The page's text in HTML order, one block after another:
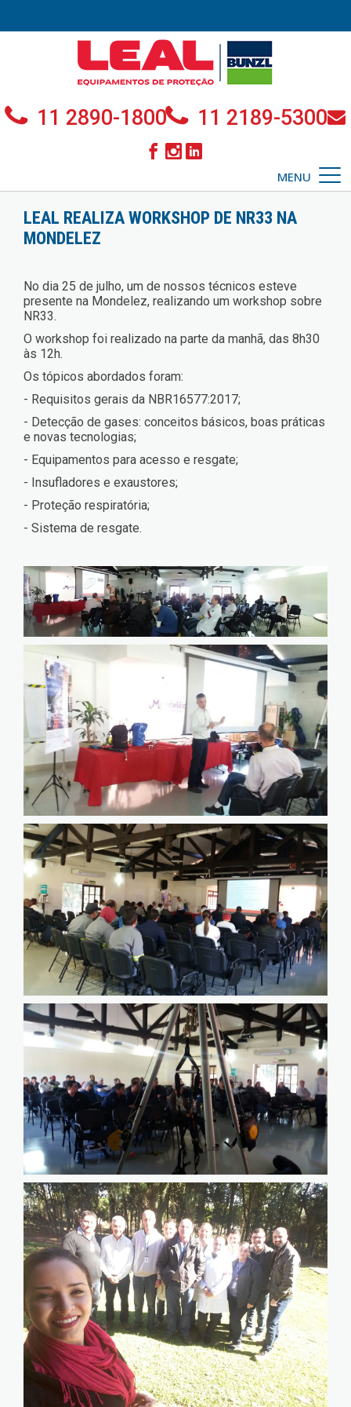
11 2890-1800 11 2189-5300
MENU
LEAL REALIZA WORKSHOP DE NR33 NA
MONDELEZ
No dia 25 de julho, um de nossos técnicos esteve
presente na Mondelez, realizando um workshop sobre
NR33.
O workshop foi realizado na parte da manhã, das 8h30
às 12h.
Os tópicos abordados foram:
- Requisitos gerais da NBR16577:2017;
- Detecção de gases: conceitos básicos, boas práticas
e novas tecnologias;
- Equipamentos para acesso e resgate;
- Insufladores e exaustores;
- Proteção respiratória;
- Sistema de resgate.